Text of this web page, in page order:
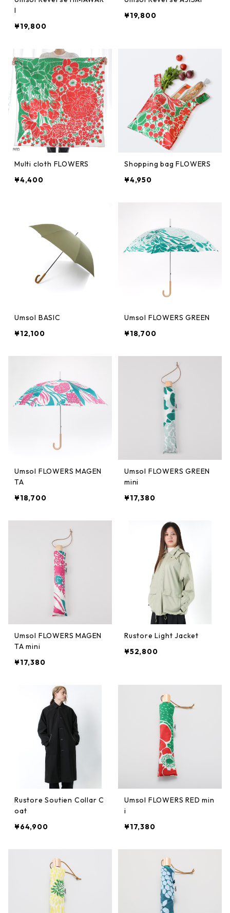
I
¥19,800
¥19,800
Multi cloth FLOWERS
¥4,400
Shopping bag FLOWERS
¥4,950
Umsol BASIC
¥12,100
Umsol FLOWERS GREEN
¥18,700
Umsol FLOWERS MAGEN
TA
¥18,700
Umsol FLOWERS GREEN
mini
¥17,380
Umsol FLOWERS MAGEN
TA mini
¥17,380
Rustore Light Jacket
¥52,800
Rustore Soutien Collar C
oat
¥64,900
Umsol FLOWERS RED min
i
¥17,380